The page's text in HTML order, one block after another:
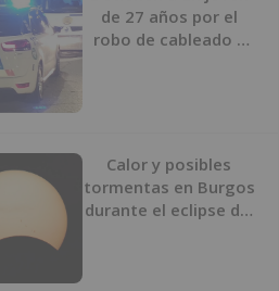
de 27 años por el
robo de cableado y
Calor y posibles
tormentas en Burgos
durante el eclipse del